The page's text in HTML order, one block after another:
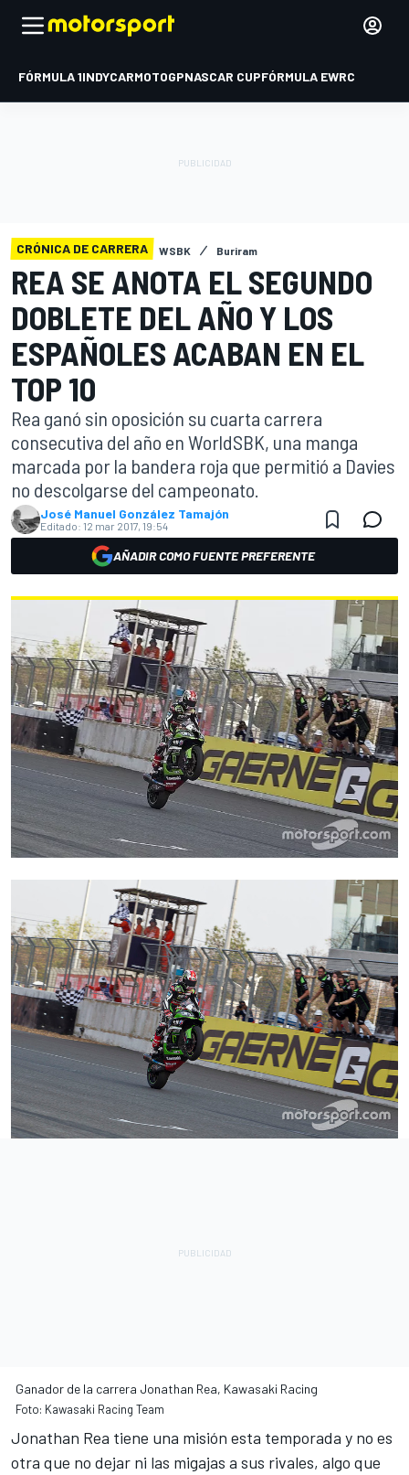
FÓRMULA 1INDYCARMOTOGPNASCAR CUPFÓRMULA EWRC
CRÓNICA DE CARRERA WSBK Buriram
REA SE ANOTA EL SEGUNDO
DOBLETE DEL AÑO Y LOS
ESPAÑOLES ACABAN EN EL
TOP 10
Rea ganó sin oposición su cuarta carrera
consecutiva del año en WorldSBK, una manga
marcada por la bandera roja que permitió a Davies
no descolgarse del campeonato.
José Manuel González Tamajón
Editado: 12 mar 2017, 19:54
AÑADIR COMO FUENTE PREFERENTE
Ganador de la carrera Jonathan Rea, Kawasaki Racing
Foto: Kawasaki Racing Team
Jonathan Rea tiene una misión esta temporada y no es
otra que no dejar ni las migajas a sus rivales, algo que